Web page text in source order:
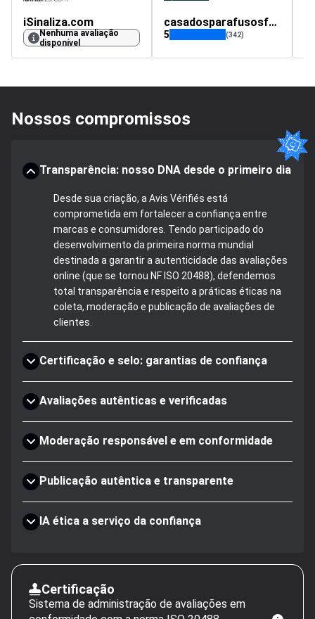
iSinaliza.com
Nenhuma avaliação
disponível
casadosparafusosfranca.com.br
5 (342)
Nossos compromissos
Transparência: nosso DNA desde o primeiro dia
Desde sua criação, a Avis Vérifiés está
comprometida em fortalecer a confiança entre
marcas e consumidores. Tendo participado do
desenvolvimento da primeira norma mundial
destinada a garantir a autenticidade das avaliações
online (que se tornou NF ISO 20488), defendemos
total transparência e respeito a práticas éticas na
coleta, moderação e publicação de avaliações de
clientes.
Certificação e selo: garantias de confiança
Avaliações autênticas e verificadas
Moderação responsável e em conformidade
Publicação autêntica e transparente
IA ética a serviço da confiança
Certificação
Sistema de administração de avaliações em